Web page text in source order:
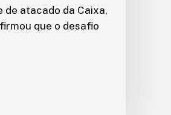
de atacado da Caixa,
que o desafio